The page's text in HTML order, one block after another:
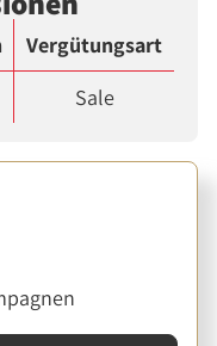
Vergütungsart
Sale